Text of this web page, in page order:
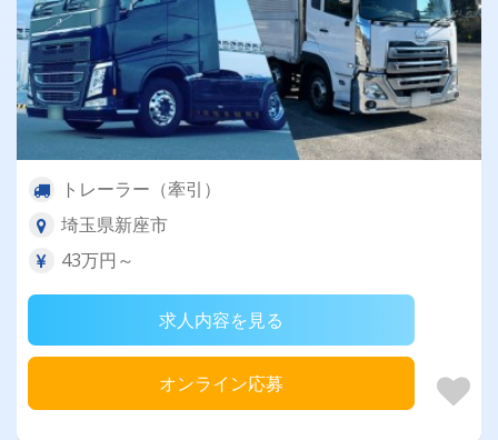
トレーラー（牽引）
埼玉県新座市
43万円～
求人内容を見る
オンライン応募